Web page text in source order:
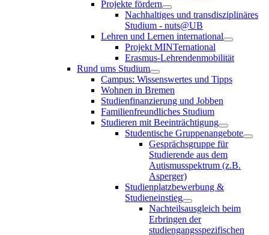
Projekte fördern
Nachhaltiges und transdisziplinäres
Studium - nuts@UB
Lehren und Lernen international
Projekt MINTernational
Erasmus-Lehrendenmobilität
Rund ums Studium
Campus: Wissenswertes und Tipps
Wohnen in Bremen
Studienfinanzierung und Jobben
Familienfreundliches Studium
Studieren mit Beeinträchtigung
Studentische Gruppenangebote
Gesprächsgruppe für
Studierende aus dem
Autismusspektrum (z.B.
Asperger)
Studienplatzbewerbung &
Studieneinstieg
Nachteilsausgleich beim
Erbringen der
studiengangsspezifischen